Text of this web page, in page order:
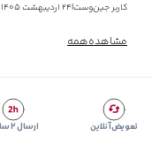
کاربر جین‌وست|۲۴ اردیبهشت ۱۴۰۵
مشاهده‌همه
تعویض آنلاین ارسال ۲ ساعته